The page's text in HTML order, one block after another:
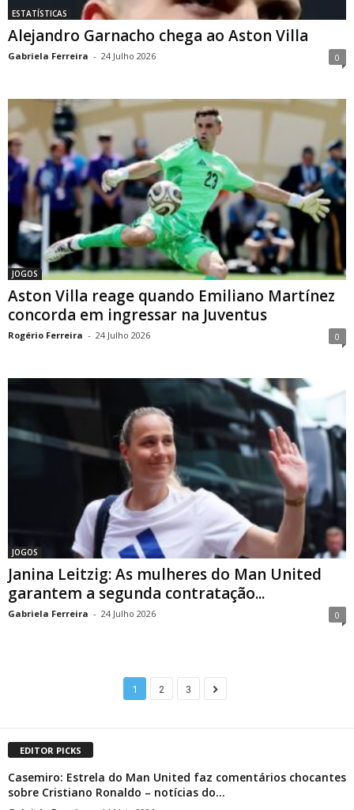
ESTATÍSTICAS
Alejandro Garnacho chega ao Aston Villa
Gabriela Ferreira - 24 Julho 2026 0
JOGOS
Aston Villa reage quando Emiliano Martínez
concorda em ingressar na Juventus
Rogério Ferreira - 24 Julho 2026 0
JOGOS
Janina Leitzig: As mulheres do Man United
garantem a segunda contratação...
Gabriela Ferreira - 24 Julho 2026 0
1 2 3
EDITOR PICKS
Casemiro: Estrela do Man United faz comentários chocantes
sobre Cristiano Ronaldo – notícias do...